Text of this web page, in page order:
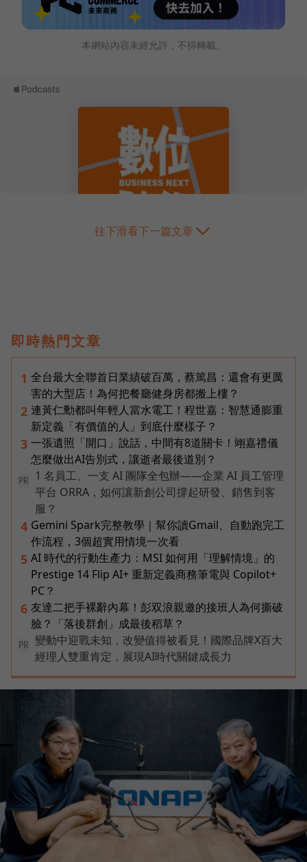
本網站內容未經允許，不得轉載。
往下滑看下一篇文章
即時熱門文章
1 全台最大全聯首日業績破百萬，蔡篤昌：還會有更厲
害的大型店！為何把餐廳健身房都搬上樓？
2 連黃仁勳都叫年輕人當水電工！程世嘉：智慧通膨重
新定義「有價值的人」到底什麼樣子？
3 一張遺照「開口」說話，中間有8道關卡！翊嘉禮儀
怎麼做出AI告別式，讓逝者最後道別？
PR
1 名員工、一支 AI 團隊全包辦——企業 AI 員工管理
平台 ORRA，如何讓新創公司撐起研發、銷售到客
服？
4 Gemini Spark完整教學｜幫你讀Gmail、自動跑完工
作流程，3個超實用情境一次看
5 AI 時代的行動生產力：MSI 如何用「理解情境」的
Prestige 14 Flip AI+ 重新定義商務筆電與 Copilot+
PC？
6 友達二把手裸辭內幕！彭双浪親邀的接班人為何撕破
臉？「落後群創」成最後稻草？
PR
變動中迎戰未知，改變值得被看見！國際品牌X百大
經理人雙重肯定，展現AI時代關鍵成長力